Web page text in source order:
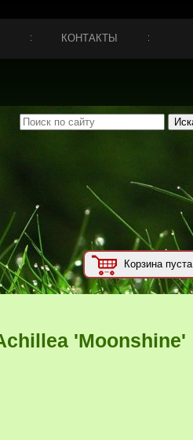
КОНТАКТЫ
Корзина пуста
'Moonshine'